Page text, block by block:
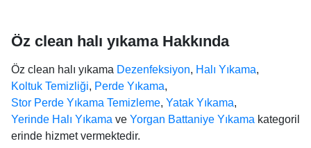
Öz clean halı yıkama Hakkında
Öz clean halı yıkama Dezenfeksiyon, Halı Yıkama,
Koltuk Temizliği, Perde Yıkama,
Stor Perde Yıkama Temizleme, Yatak Yıkama,
Yerinde Halı Yıkama ve Yorgan Battaniye Yıkama kategoril
erinde hizmet vermektedir.